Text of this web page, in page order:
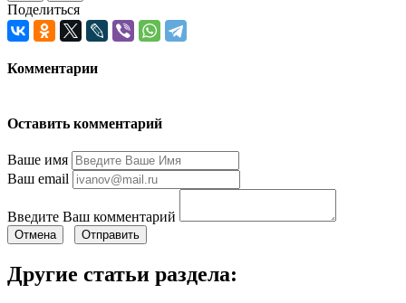
Поделиться
Комментарии
Оставить комментарий
Ваше имя
Ваш email
Введите Ваш комментарий
Отмена Отправить
Другие статьи раздела: